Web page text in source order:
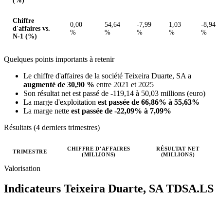
Chiffre
d'affaires vs.
N-1 (%)
0,00
%
54,64
%
-7,99
%
1,03
%
-8,94
%
Quelques points importants à retenir
Le chiffre d'affaires de la société Teixeira Duarte, SA a
augmenté de 30,90 % entre 2021 et 2025
Son résultat net est passé de -119,14 à 50,03 millions (euro)
La marge d'exploitation est passée de 66,86% à 55,63%
La marge nette est passée de -22,09% à 7,09%
Résultats (4 derniers trimestres)
Valeurs trimestrielles en millions (euro)
TRIMESTRE
CHIFFRE D'AFFAIRES
(MILLIONS)
RÉSULTAT NET
(MILLIONS)
Valorisation
Indicateurs Teixeira Duarte, SATDSA.LS